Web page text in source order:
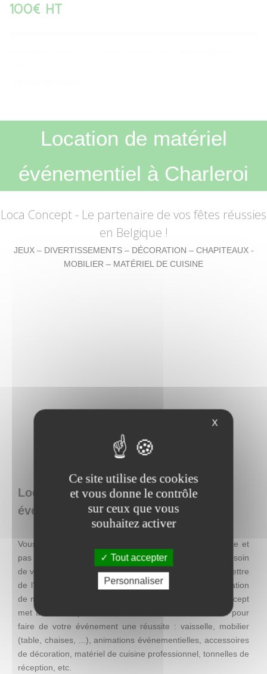
100€ HT
Location de matériel
événementiel à Charleroi
Loca Concept - Le partenaire de vos fêtes réussies
en Belgique !
JEUX – DIVERTISSEMENTS – DÉCORATION – CHAPITEAUX -
MOBILIER – MATÉRIEL DE CUISINE
Loca Concept : location de matériel
événementiel en Belgique
Vous recherchez une décoration facile à mettre en place et
pas chère, mais qui se distingue par son originalité ? Besoin
de visibilité pour une action promotionnelle ? Envie de mettre
de l'ambiance lors d'un événement ? Entreprise de location
de matériel événementiel à Charleroi (Thuin), Loca Concept
met à votre disposition tout se dont vous avez besoin pour
faire de votre événement une réussite : vaisselle, mobilier
(table, chaises, ...), animations événementielles, accessoires
de décoration, matériel de cuisine professionnel, tonnelles de
réception, etc.
X
Ce site utilise des cookies
et vous donne le contrôle
sur ceux que vous
souhaitez activer
Tout accepter
Personnaliser